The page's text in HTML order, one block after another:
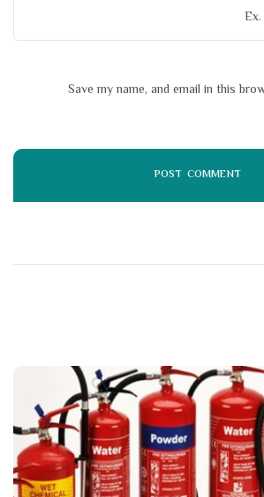
Save my name, and email in this